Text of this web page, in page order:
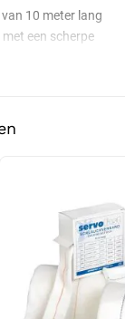
van 10 meter lang
een scherpe
patiënt doordat
productlijn